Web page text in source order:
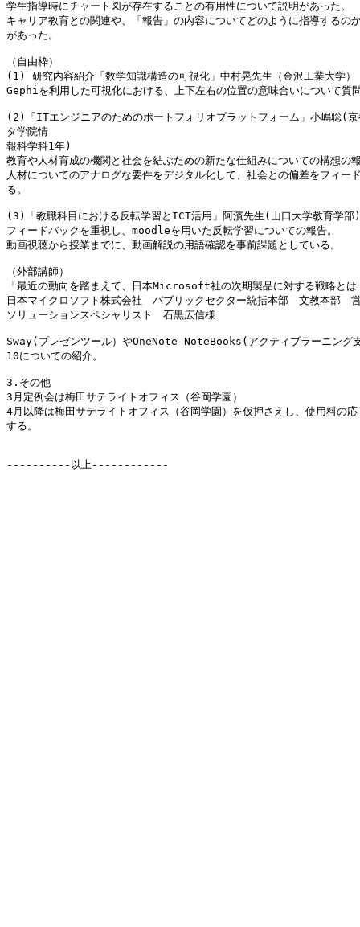
学生指導時にチャート図が存在することの有用性について説明があった。
キャリア教育との関連や、「報告」の内容についてどのように指導するの
があった。
（自由枠）
(1) 研究内容紹介「数学知識構造の可視化」中村晃先生（金沢工業大学）
Gephiを利用した可視化における、上下左右の位置の意味合いについて質
(2)「ITエンジニアのためのポートフォリオプラットフォーム」小嶋聡(京
タ学院情
報科学科1年)
教育や人材育成の機関と社会を結ぶための新たな仕組みについての構想の
人材についてのアナログな要件をデジタル化して、社会との偏差をフィー
る。
(3)「教職科目における反転学習とICT活用」阿濱先生(山口大学教育学部)
フィードバックを重視し、moodleを用いた反転学習についての報告。
動画視聴から授業までに、動画解説の用語確認を事前課題としている。
（外部講師）
「最近の動向を踏まえて、日本Microsoft社の次期製品に対する戦略とは
日本マイクロソフト株式会社　パブリックセクター統括本部　文教本部　
ソリューションスペシャリスト　石黒広信様
Sway(プレゼンツール）やOneNote NoteBooks(アクティブラーニング
10についての紹介。
3.その他
3月定例会は梅田サテライトオフィス（谷岡学園）
4月以降は梅田サテライトオフィス（谷岡学園）を仮押さえし、使用料の
する。
----------以上------------